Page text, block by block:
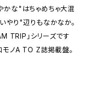
かな"はちゃめちゃ大混
やり"辺りもなかなか。
TRIP」シリーズです
モノA TO Z誌掲載盤。